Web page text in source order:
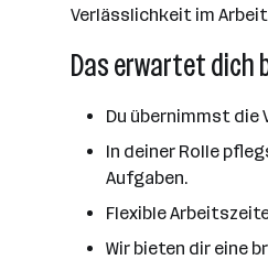
Verlässlichkeit im
Das erwartet dich
Du übernimmst
In deiner Rolle
Aufgaben.
Flexible
Wir bieten dir eine